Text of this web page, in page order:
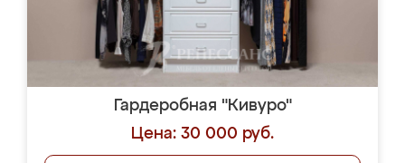
Гардеробная "Кивуро"
Цена: 30 000 руб.